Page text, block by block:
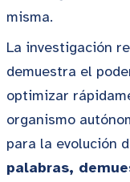
misma.
La investigación
demuestra el
optimizar
organismo
para la evolución
palabras,